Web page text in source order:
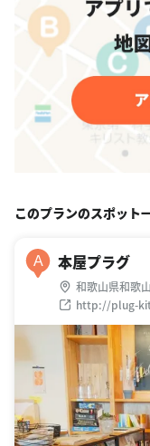
このプランのスポット
A 本屋プラグ
和歌山県和歌
http://plug-